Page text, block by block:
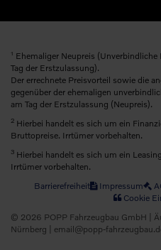
1 Ehemaliger Neupreis
Tag der Erstzulassung).
Der errechnete Preisvorteil sowie die
gegenüber der ehemaligen
am Tag der Erstzulassung (Neupreis).
2 Hierbei handelt es sich um ein
Bruttopreise. Irrtümer vorbehalten.
3 Hierbei handelt es sich um ein
Irrtümer vorbehalten.
Barrierefreiheit
Impressum
Cookie
© 2026 POPP Fahrzeugbau GmbH |
Nürnberg | email@popp-